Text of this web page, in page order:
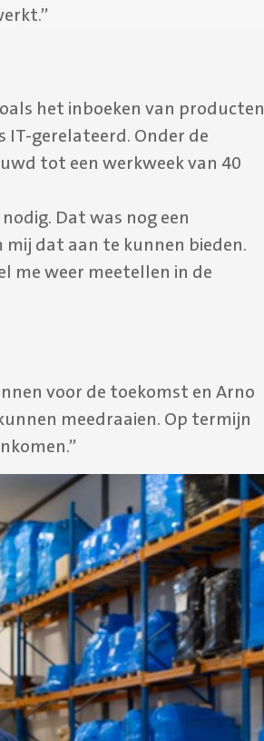
het inboeken van producten
IT-gerelateerd. Onder de
tot een werkweek van 40
Dat was nog een
mij dat aan te kunnen bieden.
me weer meetellen in de
voor de toekomst en Arno
meedraaien. Op termijn